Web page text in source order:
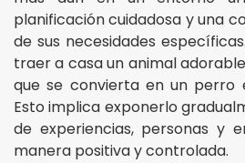
planificación cuidadosa y una
de sus necesidades
traer a casa un animal
que se convierta en un perro
Esto implica exponerlo
de experiencias, personas y
manera positiva y controlada.